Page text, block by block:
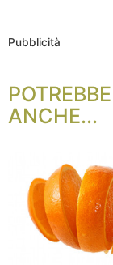
Pubblicità
ANCHE...